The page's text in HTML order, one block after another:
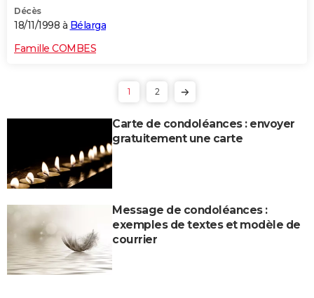
Décès
18/11/1998 à Bélarga
Famille COMBES
1 2
Carte de condoléances : envoyer
gratuitement une carte
Message de condoléances :
exemples de textes et modèle de
courrier